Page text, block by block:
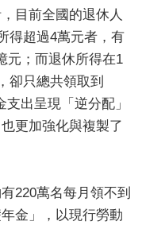
目前全國的退休人
得超過4萬元者，有
元；而退休所得在1
卻只總共領取到
出呈現「逆分配」
更加強化與複製了
220萬名每月領不到
金」，以現行勞動